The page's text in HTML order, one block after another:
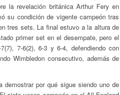
la revelación británica Arthur Fery en
su condición de vigente campeón tras
tres sets. La final estuvo a la altura de
primer set en el desempate, pero el
7-6(2), 6-3 y 6-4, defendiendo con
Wimbledon consecutivo, además de
demostrar por qué sigue siendo uno de